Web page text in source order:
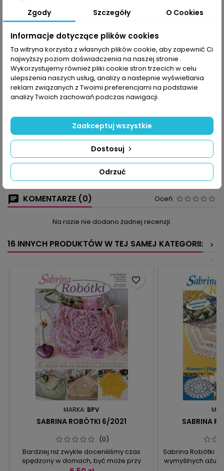
OPIS SZCZEGÓŁY PRODUKTU
Serwetka i bieżnik z koniczynkami, mały obrus w technice
siatkowej z 8-kątnym układem wzoru, serwetka w kształcie
w kształcie stokrotki z ananasowymi płatkami i gwiazdą w
centrum. O tym, że kolor ma wpływ na efekt, nie trzeba nikogo
przekonywać, ponieważ jednak nie każdy z nas ma odwagę je
łączyć, to przygotowaliśmy modele w dwukolorowe lub w
intensywnych barwach, tak by od razu można było się
zdecydować: robimy dokładnie taki sam jak na zdjęciu lub
eksperymentujemy.
KOMENTARZE (0) Oceń
Na razie nie dodano żadnej recenzji.
16 INNYCH PRODUKTÓW W TEJ SAMEJ KATEGORII:
>
<
MARKA: BPV
SABRINA ROBÓTKI 6/2021
(0)
Bardziej niż zwykle doceniliśmy czas
spędzony w domach, być może przy
favorite_border
SABRINA
Sabrina Robótki
wymyślnych
Zgody Szczegóły O Cookies
Informacje dotyczące plików cookies
Ta witryna korzysta z własnych plików cookie, aby zapewnić Ci
najwyższy poziom doświadczenia na naszej stronie .
Wykorzystujemy również pliki cookie stron trzecich w celu
ulepszenia naszych usług, analizy a nastepnie wyświetlania
reklam związanych z Twoimi preferencjami na podstawie
analizy Twoich zachowań podczas nawigacji.
Odrzuć
Dostosuj
Zaakceptuj wszystkie